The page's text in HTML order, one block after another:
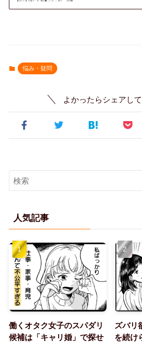
悩み・疑問
よかったらシェアして
人気記事
働くオタク女子のスパダリ
候補は「キャリ婚」で探せ
ズバリ
を続け